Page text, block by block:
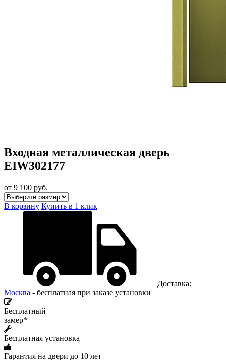
Входная металлическая дверь
EIW302177
от 9 100 руб.
В корзину Купить в 1 клик
Доставка:
Москва - бесплатная при заказе установки
Бесплатный
замер*
Бесплатная установка
Гарантия на двери до 10 лет